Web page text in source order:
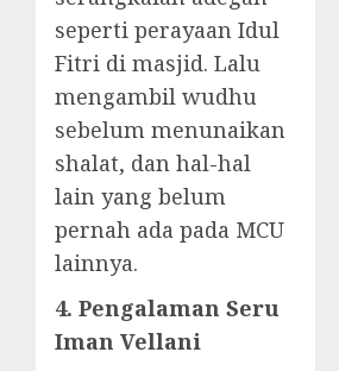
seperti perayaan Idul
Fitri di masjid. Lalu
mengambil wudhu
sebelum menunaikan
shalat, dan hal-hal
lain yang belum
pernah ada pada MCU
lainnya.
4. Pengalaman Seru
Iman Vellani